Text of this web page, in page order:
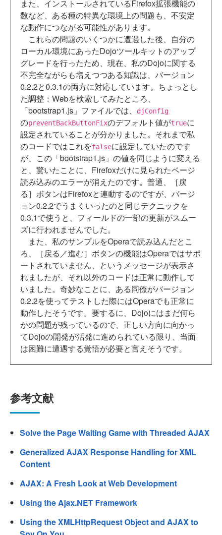
また、インストールされているFirefox拡張機能の
数など、ある種の特異な環境上の問題も、不安定
な動作につながる可能性があります。
これらの問題のいくつかに遭遇した後、自分の
ローカル環境にあったDojoツールキットのアップ
グレードを行ったため、現在、私のDojoに関する
不完全ながらも増えつつある知識は、バージョン
0.2.2と0.3.1の両方に対応しています。ちょっとし
た調整：Webを検索してみたところ、
「bootstrap1.js」ファイルでは、
djConfig
のpreventBackButtonFixのデフォルト値がtrueに
設定されていることが分かりました。それまで私
のコードではこれをfalseに設定していたのです
が、この「bootstrap1.js」の値を同じように変える
と、驚いたことに、Firefoxだけに見られたページ
読み込みのエラーが消えたのです。普通、［戻
る］ボタンはFirefoxと連動するのですが、バージ
ョン0.2.2でうまくいったのと同じテクニックを
0.3.1で使うと、フィールドの一部の更新がスムー
ズに行われませんでした。
また、私のサンプルをOperaで読み込んだとこ
ろ、［戻る／進む］ボタンの機能はOperaではサポ
ートされていません、というメッセージが表示さ
れましたが、それ以外のコードは正常に動作して
いました。奇妙なことに、ある同僚がバージョン
0.2.2を使ってテストした際にはOperaでも正常に
動作したそうです。要するに、Dojoにはまだ何ら
かの問題が残っているので、正しい方向に向かっ
てDojoの開発が活発に進められている限り、当面
は困難に遭遇する覚悟が必要と言えそうです。
参考文献
Solve the Page Waiting Game with Threaded AJAX
Generalized AJAX Response Handling for XML
Content
AJAX: A Fresh Look at Web Development
Using the Ajax.NET Framework
Using the XMLHttpRequest Object and AJAX to